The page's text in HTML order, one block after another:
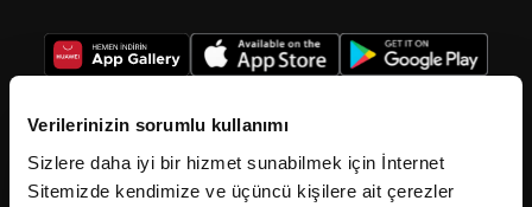
Verilerinizin sorumlu kullanımı
Sizlere daha iyi bir hizmet sunabilmek için İnternet
Sitemizde kendimize ve üçüncü kişilere ait çerezler
2026Fikriyat. Tüm hakları saklıdır.